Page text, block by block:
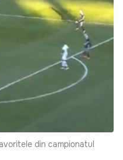
din campionatul